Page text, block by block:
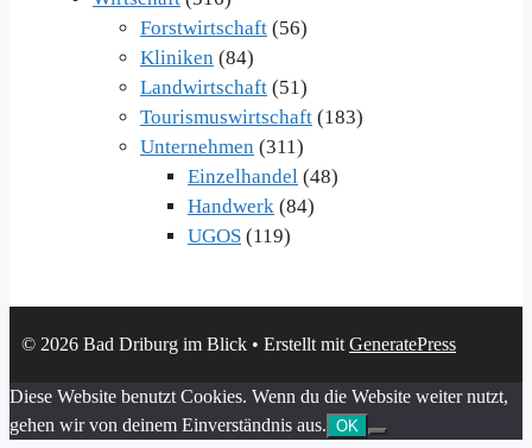
Forstwirtschaft (56)
Kliniken (84)
Landwirtschaft (51)
Tourismuswirtschaft (183)
Unternehmen (311)
Einzelhandel (48)
Handwerk (84)
UGOS (119)
© 2026 Bad Driburg im Blick • Erstellt mit GeneratePress
Diese Website benutzt Cookies. Wenn du die Website weiter nutzt,
gehen wir von deinem Einverständnis aus. OK